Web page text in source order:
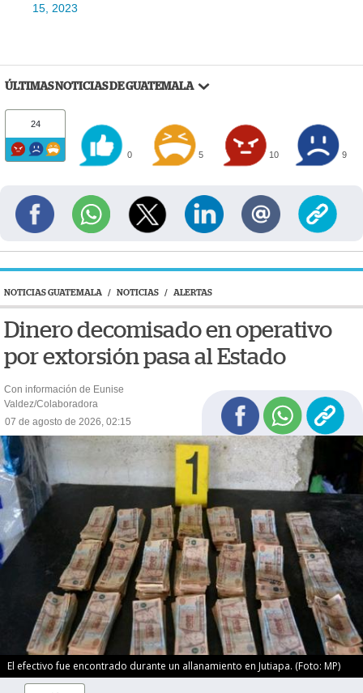
15, 2023
ÚLTIMAS NOTICIAS DE GUATEMALA
24
0 5 10 9
NOTICIAS GUATEMALA / NOTICIAS / ALERTAS
Dinero decomisado en operativo
por extorsión pasa al Estado
Con información de Eunise
Valdez/Colaboradora
07 de agosto de 2026, 02:15
El efectivo fue encontrado durante un allanamiento en Jutiapa. (Foto: MP)